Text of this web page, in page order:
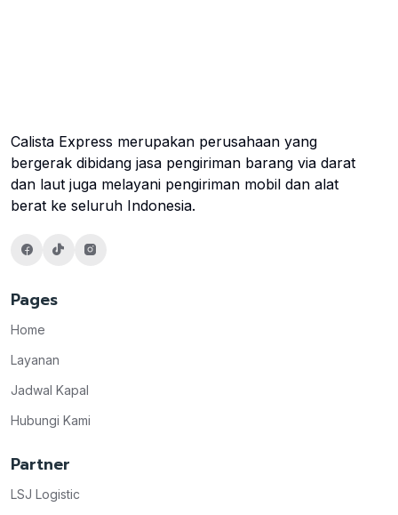
Calista Express merupakan perusahaan yang
bergerak dibidang jasa pengiriman barang via darat
dan laut juga melayani pengiriman mobil dan alat
berat ke seluruh Indonesia.
Pages
Home
Layanan
Jadwal Kapal
Hubungi Kami
Partner
LSJ Logistic